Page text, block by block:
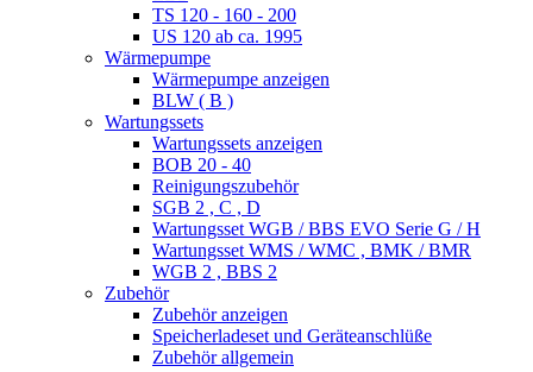
TS 120 - 160 - 200
US 120 ab ca. 1995
Wärmepumpe
Wärmepumpe anzeigen
BLW ( B )
Wartungssets
Wartungssets anzeigen
BOB 20 - 40
Reinigungszubehör
SGB 2 , C , D
Wartungsset WGB / BBS EVO Serie G / H
Wartungsset WMS / WMC , BMK / BMR
WGB 2 , BBS 2
Zubehör
Zubehör anzeigen
Speicherladeset und Geräteanschlüße
Zubehör allgemein